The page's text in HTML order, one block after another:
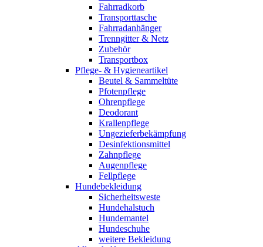
Fahrradkorb
Transporttasche
Fahrradanhänger
Trenngitter & Netz
Zubehör
Transportbox
Pflege- & Hygieneartikel
Beutel & Sammeltüte
Pfotenpflege
Ohrenpflege
Deodorant
Krallenpflege
Ungezieferbekämpfung
Desinfektionsmittel
Zahnpflege
Augenpflege
Fellpflege
Hundebekleidung
Sicherheitsweste
Hundehalstuch
Hundemantel
Hundeschuhe
weitere Bekleidung